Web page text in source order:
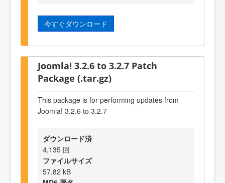
今すぐダウンロード
Joomla! 3.2.6 to 3.2.7 Patch
Package (.tar.gz)
This package is for performing updates from
Joomla! 3.2.6 to 3.2.7
ダウンロード済
4,135 回
ファイルサイズ
57.82 kB